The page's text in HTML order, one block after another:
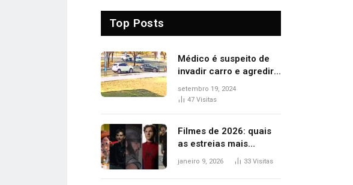
Top Posts
Médico é suspeito de
invadir carro e agredir
delegado aposentado
durante confusão no
setembro 19, 2024
47 Visitas
Filmes de 2026: quais
as estreias mais
aguardadas do ano?
janeiro 9, 2026 33 Visitas